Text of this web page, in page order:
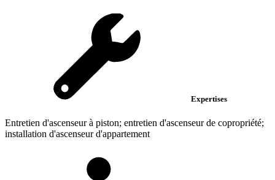
Expertises
Entretien d'ascenseur à piston; entretien d'ascenseur de copropriété;
installation d'ascenseur d'appartement